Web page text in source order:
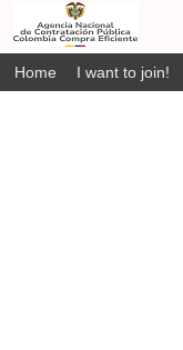
Home I want to join!